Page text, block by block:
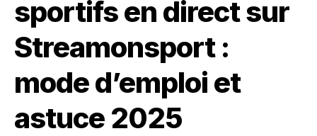
sportifs en direct sur
Streamonsport :
mode d’emploi et
astuce 2025